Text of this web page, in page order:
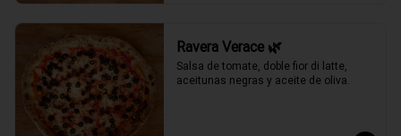
Ravera Verace 🌿
Salsa de tomate, doble fior di latte,
aceitunas negras y aceite de oliva.